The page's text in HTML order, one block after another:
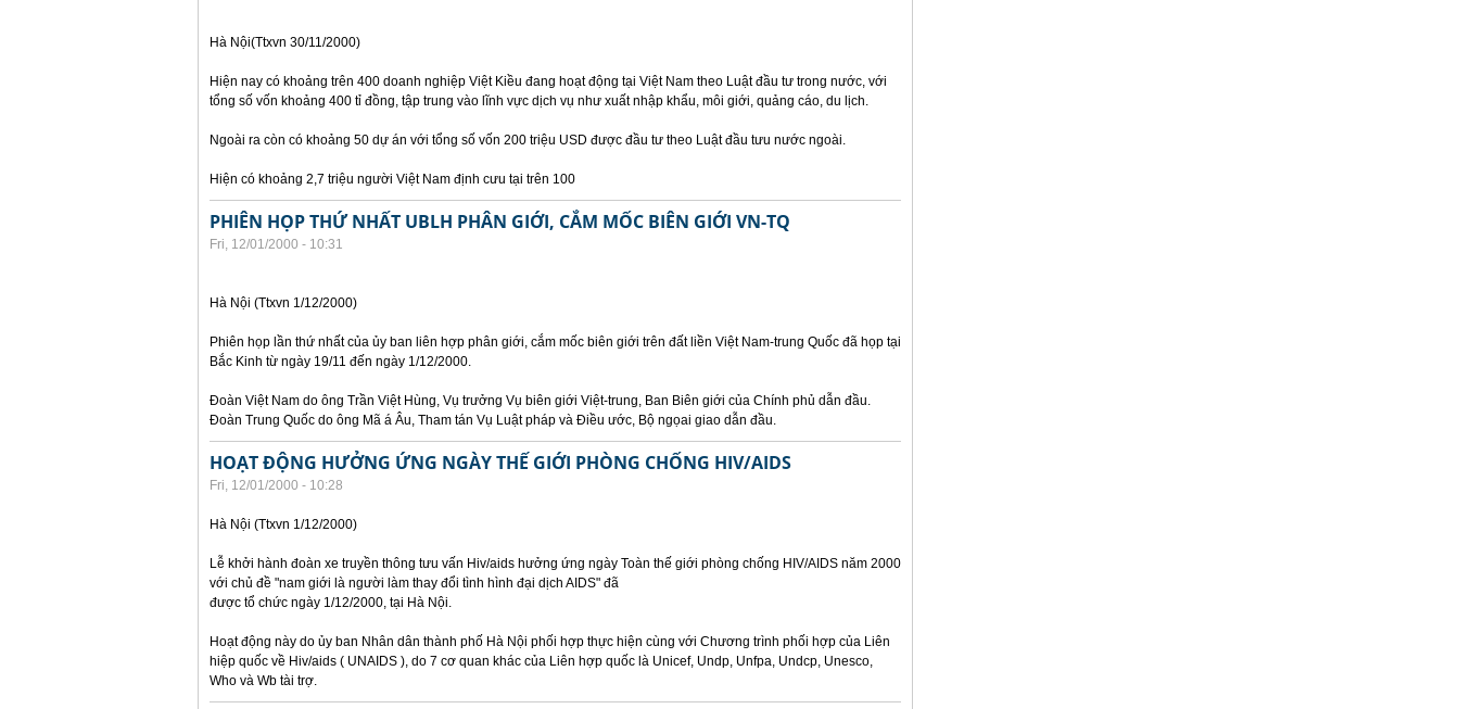
Hà Nội(Ttxvn 30/11/2000)
Hiện nay có khoảng trên 400 doanh nghiệp Việt Kiều đang hoạt động tại Việt Nam theo Luật đầu tư trong nước, với
tổng số vốn khoảng 400 tỉ đồng, tập trung vào lĩnh vực dịch vụ như xuất nhập khẩu, môi giới, quảng cáo, du lịch.
Ngoài ra còn có khoảng 50 dự án với tổng số vốn 200 triệu USD được đầu tư theo Luật đầu tưu nước ngoài.
Hiện có khoảng 2,7 triệu người Việt Nam định cưu tại trên 100
PHIÊN HỌP THỨ NHẤT UBLH PHÂN GIỚI, CẮM MỐC BIÊN GIỚI VN-TQ
Fri, 12/01/2000 - 10:31
Hà Nội (Ttxvn 1/12/2000)
Phiên họp lần thứ nhất của ủy ban liên hợp phân giới, cắm mốc biên giới trên đất liền Việt Nam-trung Quốc đã họp tại
Bắc Kinh từ ngày 19/11 đến ngày 1/12/2000.
Đoàn Việt Nam do ông Trần Việt Hùng, Vụ trưởng Vụ biên giới Việt-trung, Ban Biên giới của Chính phủ dẫn đầu.
Đoàn Trung Quốc do ông Mã á Âu, Tham tán Vụ Luật pháp và Điều ước, Bộ ngọai giao dẫn đầu.
HOẠT ĐỘNG HƯỞNG ỨNG NGÀY THẾ GIỚI PHÒNG CHỐNG HIV/AIDS
Fri, 12/01/2000 - 10:28
Hà Nội (Ttxvn 1/12/2000)
Lễ khởi hành đoàn xe truyền thông tưu vấn Hiv/aids hưởng ứng ngày Toàn thế giới phòng chống HIV/AIDS năm 2000
với chủ đề "nam giới là người làm thay đổi tình hình đại dịch AIDS" đã
được tổ chức ngày 1/12/2000, tại Hà Nội.
Hoạt động này do ủy ban Nhân dân thành phố Hà Nội phối hợp thực hiện cùng với Chương trình phối hợp của Liên
hiệp quốc về Hiv/aids ( UNAIDS ), do 7 cơ quan khác của Liên hợp quốc là Unicef, Undp, Unfpa, Undcp, Unesco,
Who và Wb tài trợ.